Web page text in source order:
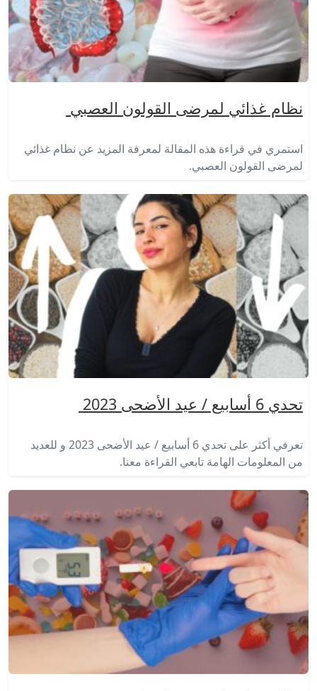
نظام غذائي لمرضى القولون العصبي
استمري في قراءة هذه المقالة لمعرفة المزيد عن نظام غذائي
لمرضى القولون العصبي.
تحدي 6 أسابيع / عيد الأضحى 2023
تعرفي أكثر على تحدي 6 أسابيع / عيد الأضحى 2023 و للعديد
من المعلومات الهامة تابعي القراءة معنا.